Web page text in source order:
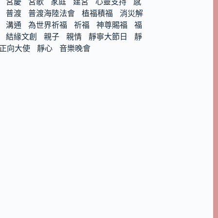
宮慶 宮歌 家庭 建宮 心靈支持
感
普渡
普渡海陸法會 植福積福
消災解
溝通
為世界祈福 祈福 神尊賜福
福
結緣文創
親子 親情 靜寧大節日
靜
向大使
靜心 音樂晚會